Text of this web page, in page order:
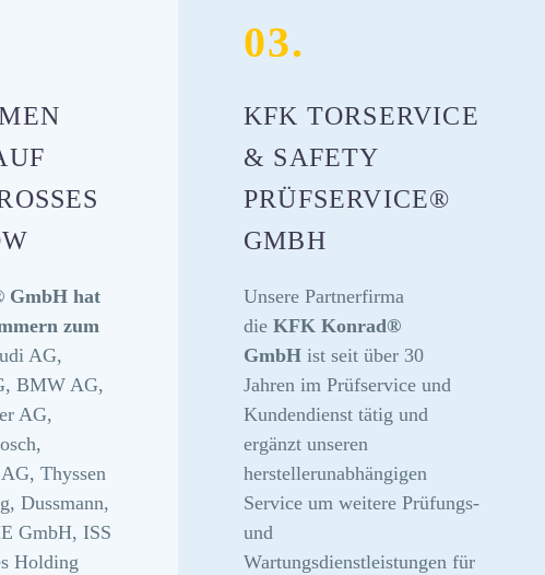
K
GmbH hat
zum
AG,
BMW AG,
AG,
Thyssen
Dussmann,
GmbH, ISS
Holding
03.
KFK TORSERVICE
& SAFETY
PRÜFSERVICE®
GMBH
Unsere Partnerfirma
die KFK Konrad®
GmbH ist seit über 30
Jahren im Prüfservice und
Kundendienst tätig und
ergänzt unseren
herstellerunabhängigen
Service um weitere Prüfungs-
und
Wartungsdienstleistungen für